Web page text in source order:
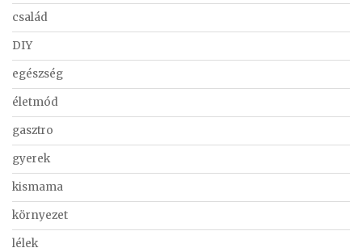
család
DIY
egészség
életmód
gasztro
gyerek
kismama
környezet
lélek